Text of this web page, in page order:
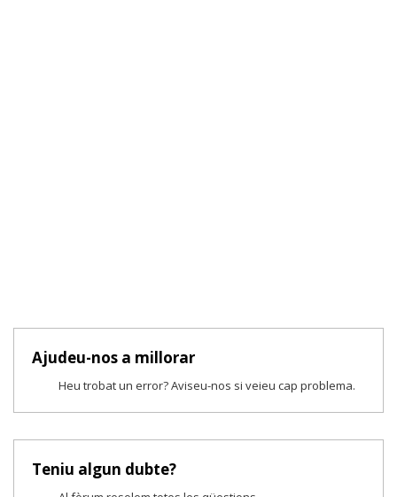
Ajudeu-nos a millorar
Heu trobat un error? Aviseu-nos si veieu cap problema.
Teniu algun dubte?